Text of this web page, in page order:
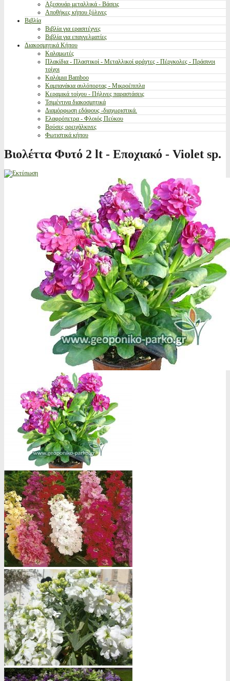
Αξεσουάρ μεταλλικά - Βάσεις
Αποθήκες κήπου ξύλινες
Βιβλία
Βιβλία για ερασιτέχνες
Βιβλία για επαγγελματίες
Διακοσμητικά Κήπου
Καλαμωτές
Πλακίδια - Πλαστικοί - Μεταλλικοί φράχτες - Πέργκολες - Πράσινοι
τοίχοι
Καλάμια Bamboo
Καμπανάκια αυλόπορτας - Μικροέπιπλα
Κεραμικά τοίχου - Πήλινες παραστάσεις
Τσιμέντινα διακοσμητικά
Διαμόρφωση εδάφους -διαχωριστικά.
Ελαφρόπετρα - Φλοιός Πεύκου
Βρύσες ορειχάλκινες
Φωτιστικά κήπου
Βιολέττα Φυτό 2 lt - Εποχιακό - Violet sp.